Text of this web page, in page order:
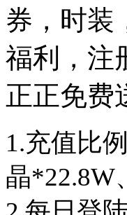
券，时装
福利，注
正正免费
1.充值比
晶*22.8W